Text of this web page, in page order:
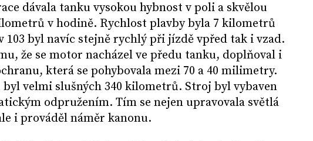
dávala tanku vysokou hybnost v poli a skvělou
v hodině. Rychlost plavby byla 7 kilometrů
103 byl navíc stejně rychlý při jízdě vpřed tak i vzad.
že se motor nacházel ve předu tanku, doplňoval i
která se pohybovala mezi 70 a 40 milimetry.
byl velmi slušných 340 kilometrů. Stroj byl vybaven
odpružením. Tím se nejen upravovala světlá
i prováděl náměr kanonu.